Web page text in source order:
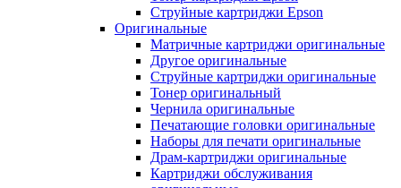
Струйные картриджи Epson
Оригинальные
Матричные картриджи оригинальные
Другое оригинальные
Струйные картриджи оригинальные
Тонер оригинальный
Чернила оригинальные
Печатающие головки оригинальные
Наборы для печати оригинальные
Драм-картриджи оригинальные
Картриджи обслуживания